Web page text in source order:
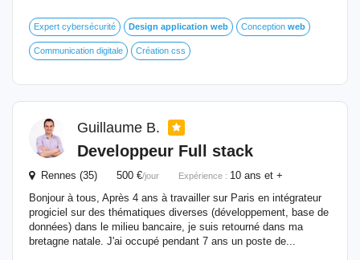
Expert cybersécurité Design application web Conception web
Communication digitale Création css
Guillaume B.
Developpeur Full stack
Rennes (35) 500 €/jour Expérience : 10 ans et +
Bonjour à tous, Après 4 ans à travailler sur Paris en intégrateur
progiciel sur des thématiques diverses (développement, base de
données) dans le milieu bancaire, je suis retourné dans ma
bretagne natale. J'ai occupé pendant 7 ans un poste de...